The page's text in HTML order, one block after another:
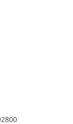
92800